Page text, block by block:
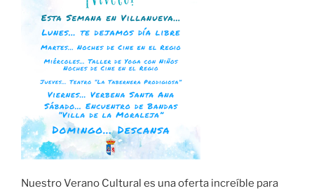
Nuestro Verano Cultural es una oferta increíble para